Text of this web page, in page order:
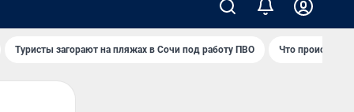
Туристы загорают на пляжах в Сочи под работу ПВО Что происходит